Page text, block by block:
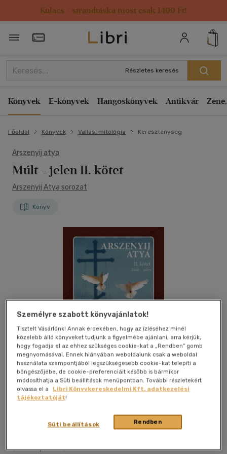
Kulacs / strandtáska most csak 1499 Ft!
Törzsvásárlói Kártya adatai
Részletes keresés
Könyvek E-könyvek Hangoskönyvek Antikvár
Főoldal Könyvek Vallás, mitológia Kereszténység
Arszenyij atya
Múlt - jelen II. kötet
Arszenyij Atya sorozat
Könyv
Kívánságlistához adom
|keménytábla|480 oldal
Személyre szabott könyvajánlatok!
Tisztelt Vásárlónk! Annak érdekében, hogy az ízléséhez minél
közelebb álló könyveket tudjunk a figyelmébe ajánlani, arra kérjük,
hogy fogadja el az ehhez szükséges cookie-kat a „Rendben” gomb
megnyomásával. Ennek hiányában weboldalunk csak a weboldal
használata szempontjából legszükségesebb cookie-kat telepíti a
böngészőjébe, de cookie-preferenciáit később is bármikor
módosíthatja a Süti beállítások menüpontban. További részletekért
olvassa el a
Libri Könyvkereskedelmi Kft. adatkezelési
tájékoztatóját!
Rendben
Süti beállítások